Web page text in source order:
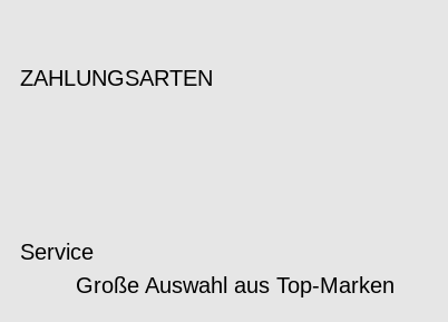
ZAHLUNGSARTEN
Service
Große Auswahl aus Top-Marken